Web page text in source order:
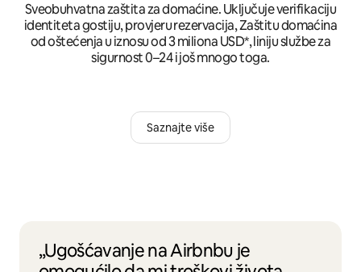
Sveobuhvatna zaštita za domaćine. Uključuje verifikaciju
identiteta gostiju, provjeru rezervacija, Zaštitu domaćina
od oštećenja u iznosu od 3 miliona USD*, liniju službe za
sigurnost 0–24 i još mnogo toga.
Saznajte više
„Ugošćavanje na Airbnbu je